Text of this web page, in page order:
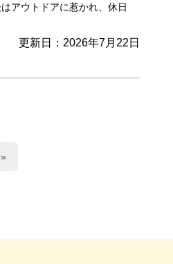
アウトドアに惹かれ、休日
更新日：2026年7月22日
»